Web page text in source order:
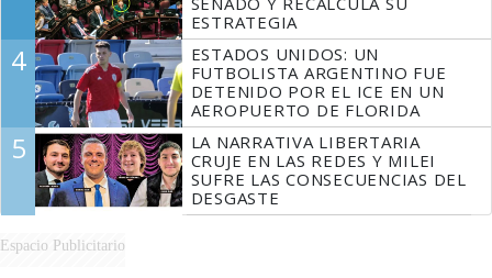
ESTRATEGIA
4
ESTADOS UNIDOS: UN
FUTBOLISTA ARGENTINO FUE
DETENIDO POR EL ICE EN UN
AEROPUERTO DE FLORIDA
5
LA NARRATIVA LIBERTARIA
CRUJE EN LAS REDES Y MILEI
SUFRE LAS CONSECUENCIAS DEL
DESGASTE
Espacio Publicitario